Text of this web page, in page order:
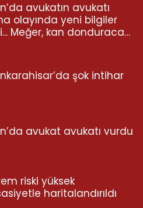
avukatın avukatı
olayında yeni bilgiler
Meğer, kan donduracak
şok intihar
avukat avukatı vurdu
riski yüksek
haritalandırıldı